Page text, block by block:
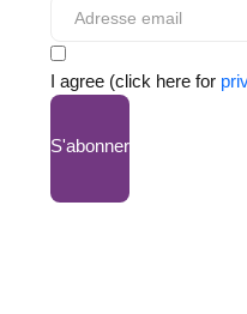
I agree (click here for
S'abonner